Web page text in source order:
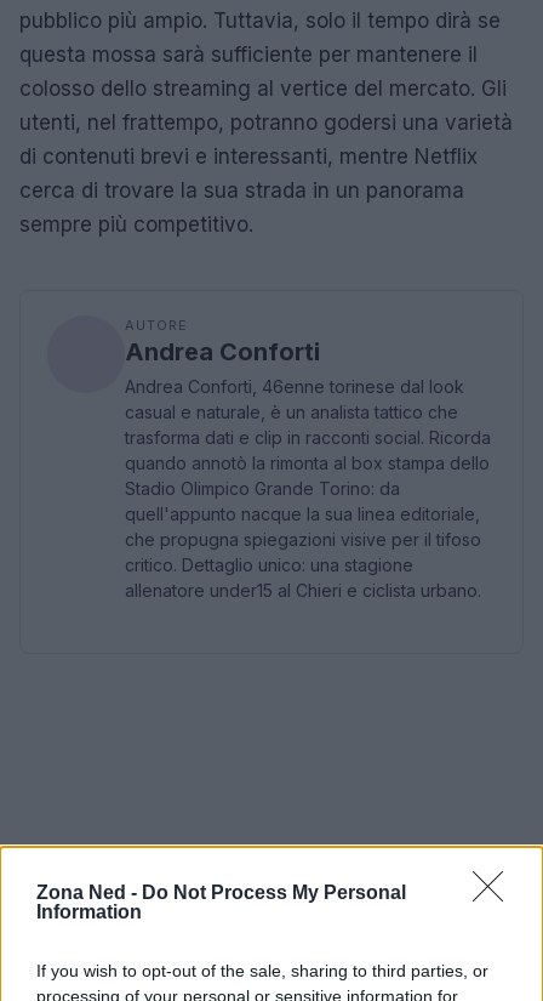
Zona Ned - Do Not Process My Personal
Information
If you wish to opt-out of the sale, sharing to third parties, or
processing of your personal or sensitive information for
pubblico più ampio. Tuttavia, solo il tempo dirà se
questa mossa sarà sufficiente per mantenere il
colosso dello streaming al vertice del mercato. Gli
utenti, nel frattempo, potranno godersi una varietà
di contenuti brevi e interessanti, mentre Netflix
cerca di trovare la sua strada in un panorama
sempre più competitivo.
AUTORE
Andrea Conforti
Andrea Conforti, 46enne torinese dal look
casual e naturale, è un analista tattico che
trasforma dati e clip in racconti social. Ricorda
quando annotò la rimonta al box stampa dello
Stadio Olimpico Grande Torino: da
quell'appunto nacque la sua linea editoriale,
che propugna spiegazioni visive per il tifoso
critico. Dettaglio unico: una stagione
allenatore under15 al Chieri e ciclista urbano.